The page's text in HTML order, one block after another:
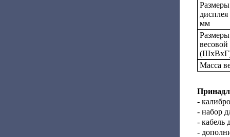
мм
Масса
-
- набор
- кабель
-